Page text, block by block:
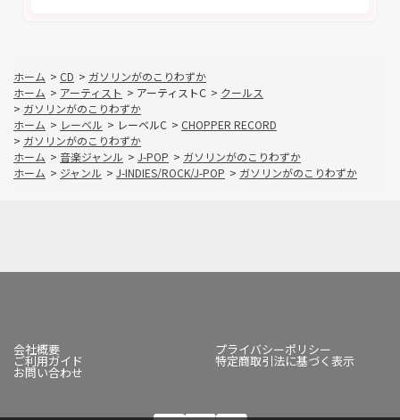
ホーム > CD > ガソリンがのこりわずか
ホーム > アーティスト > アーティストC > クールス
> ガソリンがのこりわずか
ホーム > レーベル > レーベルC > CHOPPER RECORD
> ガソリンがのこりわずか
ホーム > 音楽ジャンル > J-POP > ガソリンがのこりわずか
ホーム > ジャンル > J-INDIES/ROCK/J-POP > ガソリンがのこりわずか
会社概要 プライバシーポリシー
ご利用ガイド 特定商取引法に基づく表示
お問い合わせ